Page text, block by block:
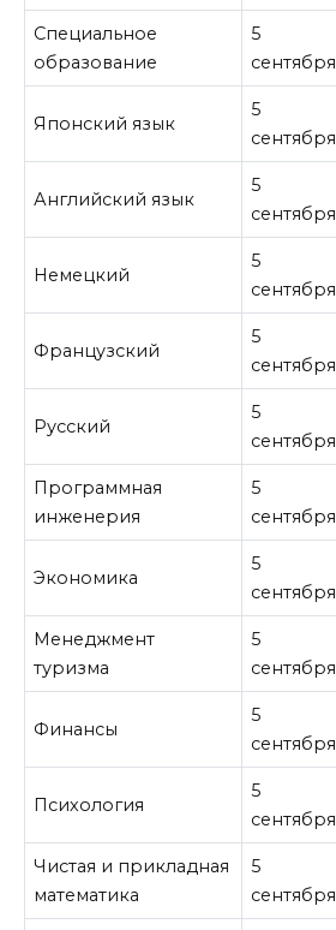
Специальное
образование
5
сентября
Японский язык
5
сентября
Английский язык
5
сентября
Немецкий
5
сентября
Французский
5
сентября
Русский
5
сентября
Программная
инженерия
5
сентября
Экономика
5
сентября
Менеджмент
туризма
5
сентября
Финансы
5
сентября
Психология
5
сентября
Чистая и прикладная
математика
5
сентября